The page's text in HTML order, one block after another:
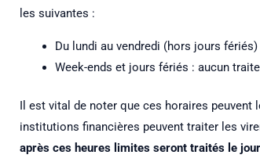
les suivantes :
Du lundi au vendredi (hors jours
Week-ends et jours fériés : aucun
Il est vital de noter que ces horaires peuvent
institutions financières peuvent traiter les
après ces heures limites seront traités le